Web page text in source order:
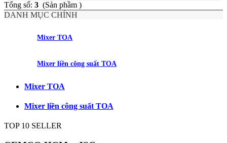
Tổng số: 3 (Sản phầm )
DANH MỤC CHÍNH
Mixer TOA
Mixer liền công suất TOA
Mixer TOA
Mixer liền công suất TOA
TOP 10 SELLER